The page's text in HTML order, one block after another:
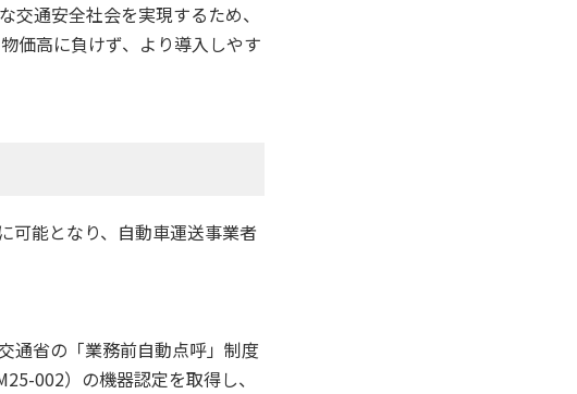
通安全社会を実現するため、
価高に負けず、より導入しやす
可能となり、自動車運送事業者
通省の「業務前自動点呼」制度
002）の機器認定を取得し、